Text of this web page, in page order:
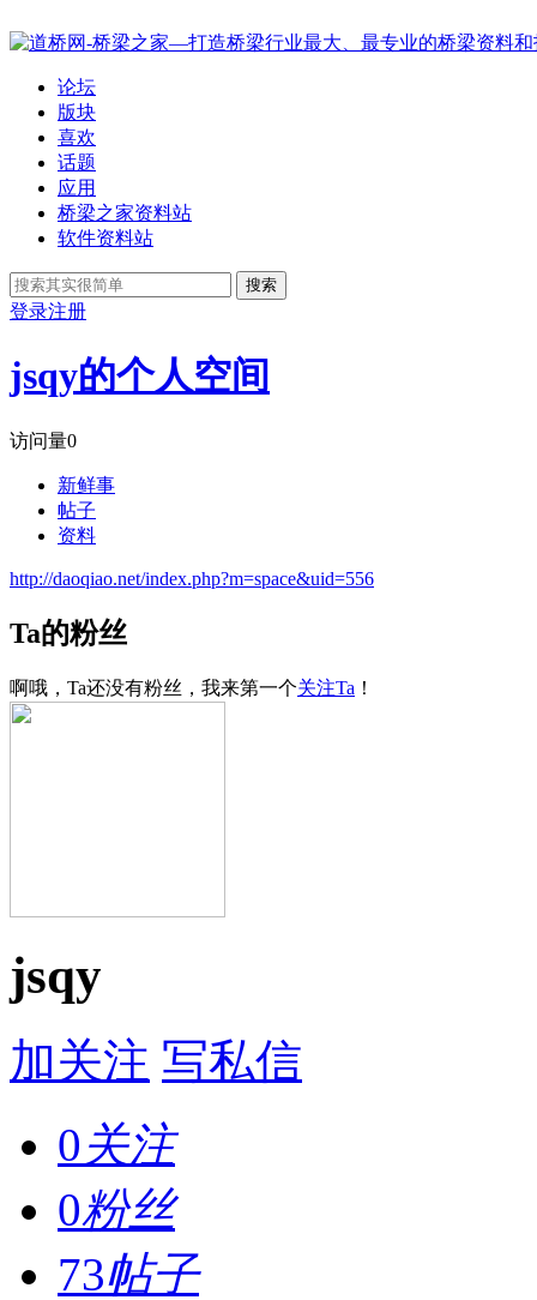
论坛
版块
喜欢
话题
应用
桥梁之家资料站
软件资料站
搜索
登录注册
jsqy的个人空间
访问量0
新鲜事
帖子
资料
http://daoqiao.net/index.php?m=space&uid=556
Ta的粉丝
啊哦，Ta还没有粉丝，我来第一个关注Ta ！
jsqy
加关注 写私信
0关注
0粉丝
73帖子